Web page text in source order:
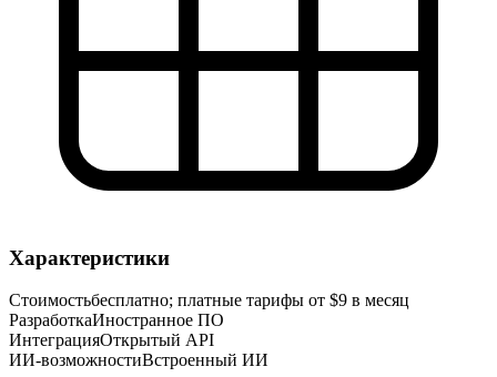
Характеристики
Стоимостьбесплатно; платные тарифы от $9 в месяц
РазработкаИностранное ПО
ИнтеграцияОткрытый API
ИИ-возможностиВстроенный ИИ